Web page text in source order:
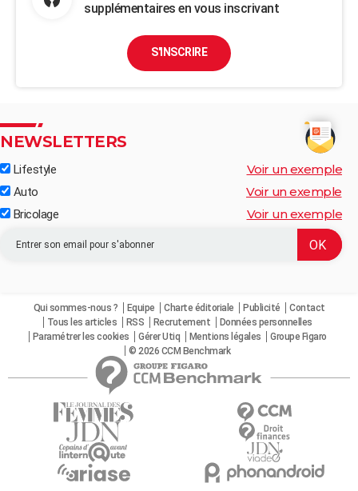
supplémentaires en vous inscrivant
S'INSCRIRE
NEWSLETTERS
Lifestyle Voir un exemple
Auto Voir un exemple
Bricolage Voir un exemple
Qui sommes-nous ? Equipe Charte éditoriale Publicité
Contact
Tous les articles
RSS Recrutement
Données personnelles
Paramétrer les cookies
Gérer Utiq Mentions légales
Groupe Figaro
© 2026 CCM Benchmark